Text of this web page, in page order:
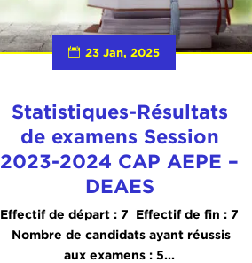
23 Jan, 2025
Statistiques-Résultats
de examens Session
2023-2024 CAP AEPE –
DEAES
Effectif de départ : 7 Effectif de fin : 7
Nombre de candidats ayant réussis
aux examens : 5...